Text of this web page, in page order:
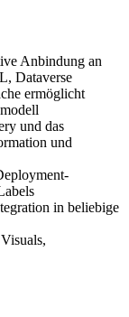
Anbindung an
Dataverse
ermöglicht
und das
und
in beliebige